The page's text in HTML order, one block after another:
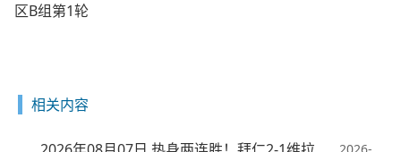
区B组第1轮
相关内容